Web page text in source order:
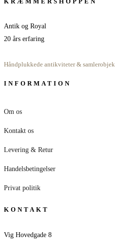
Antik og Royal
20 års erfaring
Håndplukkede antikviteter &
INFORMATION
Om os
Kontakt os
Levering & Retur
Handelsbetingelser
Privat politik
KONTAKT
Vig Hovedgade 8